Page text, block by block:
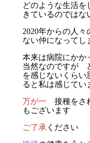
どのような生活を
きているのではな
2020年からの人
ない仲になってし
本来は病院にかか
当然なのですが
を感じないくらい
ると私は感じてい
万が一 接種をさ
もございます
ご了承 ください